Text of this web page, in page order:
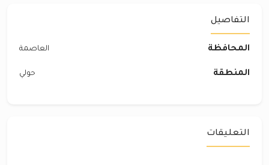
التفاصيل
المحافظة العاصمة
المنطقة حولي
التعليقات